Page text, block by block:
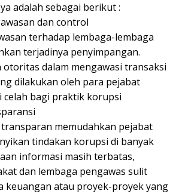
adalah sebagai berikut :
dan control
terhadap lembaga-lembaga
terjadinya penyimpangan.
otoritas dalam mengawasi transaksi
dilakukan oleh para pejabat
celah bagi praktik korupsi
memudahkan pejabat
tindakan korupsi di banyak
informasi masih terbatas,
dan lembaga pengawas sulit
keuangan atau proyek-proyek yang